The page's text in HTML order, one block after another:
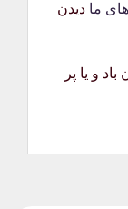
ما دیدن
و یا پر